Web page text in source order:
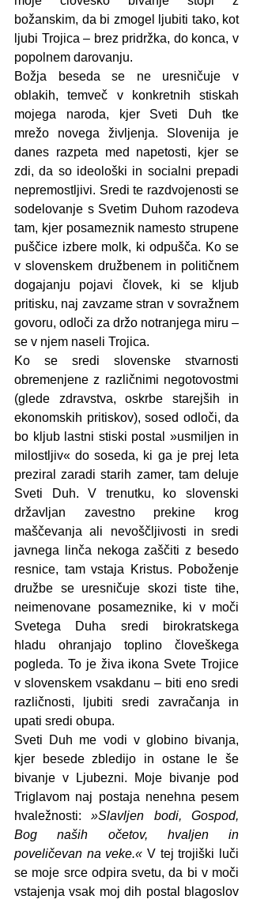
božanskim, da bi zmogel ljubiti tako, kot
ljubi Trojica – brez pridržka, do konca, v
popolnem darovanju.
Božja beseda se ne uresničuje v
oblakih, temveč v konkretnih stiskah
mojega naroda, kjer Sveti Duh tke
mrežo novega življenja. Slovenija je
danes razpeta med napetosti, kjer se
zdi, da so ideološki in socialni prepadi
nepremostljivi. Sredi te razdvojenosti se
sodelovanje s Svetim Duhom razodeva
tam, kjer posameznik namesto strupene
puščice izbere molk, ki odpušča. Ko se
v slovenskem družbenem in političnem
dogajanju pojavi človek, ki se kljub
pritisku, naj zavzame stran v sovražnem
govoru, odloči za držo notranjega miru –
se v njem naseli Trojica.
Ko se sredi slovenske stvarnosti
obremenjene z različnimi negotovostmi
(glede zdravstva, oskrbe starejših in
ekonomskih pritiskov), sosed odloči, da
bo kljub lastni stiski postal »usmiljen in
milostljiv« do soseda, ki ga je prej leta
preziral zaradi starih zamer, tam deluje
Sveti Duh. V trenutku, ko slovenski
državljan zavestno prekine krog
maščevanja ali nevoščljivosti in sredi
javnega linča nekoga zaščiti z besedo
resnice, tam vstaja Kristus. Poboženje
družbe se uresničuje skozi tiste tihe,
neimenovane posameznike, ki v moči
Svetega Duha sredi birokratskega
hladu ohranjajo toplino človeškega
pogleda. To je živa ikona Svete Trojice
v slovenskem vsakdanu – biti eno sredi
različnosti, ljubiti sredi zavračanja in
upati sredi obupa.
Sveti Duh me vodi v globino bivanja,
kjer besede zbledijo in ostane le še
bivanje v Ljubezni. Moje bivanje pod
Triglavom naj postaja nenehna pesem
hvaležnosti: »Slavljen bodi, Gospod,
Bog naših očetov, hvaljen in
poveličevan na veke.« V tej trojiški luči
se moje srce odpira svetu, da bi v moči
vstajenja vsak moj dih postal blagoslov